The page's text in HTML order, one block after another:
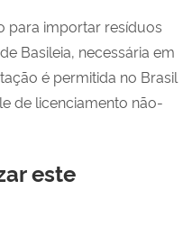
para importar resíduos
Basileia, necessária em
é permitida no Brasil
de licenciamento não-
este